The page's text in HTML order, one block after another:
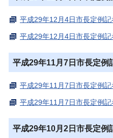
平成29年12月4日市長定例記
平成29年12月4日市長定例記
平成29年11月7日市長定例
平成29年11月7日市長定例記
平成29年11月7日市長定例記
平成29年10月2日市長定例